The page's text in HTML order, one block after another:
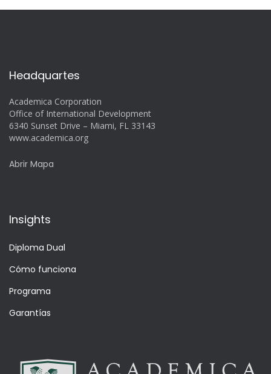
Headquartes
Academica Corporation
Office of International Development
6340 Sunset Drive – Miami, FL 33143
www.academica.org
Abrir Mapa
Insights
Diploma Dual
Cómo funciona
Programa
Garantías